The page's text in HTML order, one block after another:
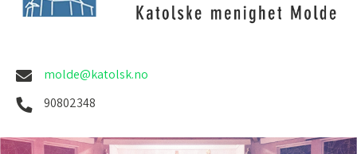
molde@katolsk.no
90802348